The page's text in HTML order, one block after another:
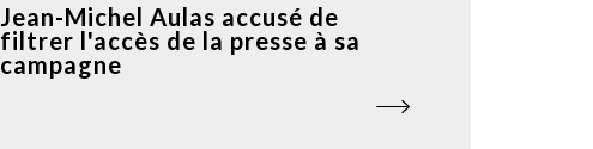
Jean-Michel Aulas accusé de
filtrer l'accès de la presse à sa
campagne